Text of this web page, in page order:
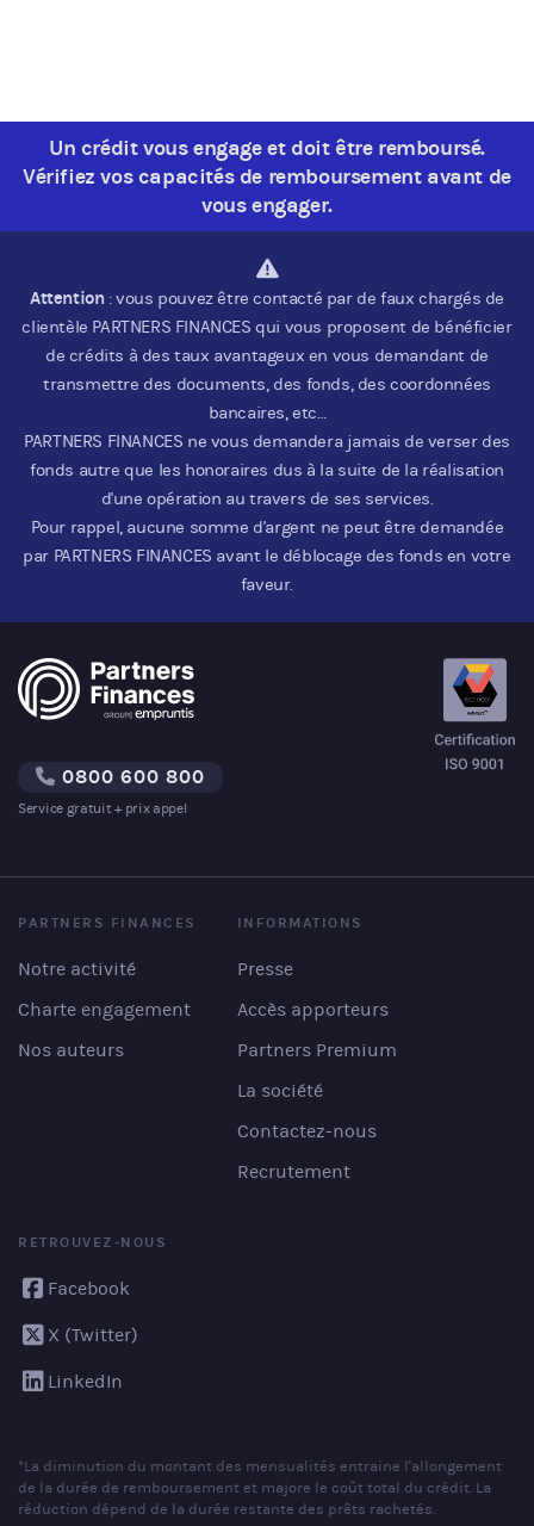
Un crédit vous engage et doit être remboursé.
Vérifiez vos capacités de remboursement avant de
vous engager.
Attention: vous pouvez être contacté par de faux chargés de
clientèle PARTNERS FINANCES qui vous proposent de bénéficier
de crédits à des taux avantageux en vous demandant de
transmettre des documents, des fonds, des coordonnées
bancaires, etc…
PARTNERS FINANCES ne vous demandera jamais de verser des
fonds autre que les honoraires dus à la suite de la réalisation
d'une opération au travers de ses services.
Pour rappel, aucune somme d'argent ne peut être demandée
par PARTNERS FINANCES avant le déblocage des fonds en votre
faveur.
0800 600 800
Service gratuit + prix appel
PARTNERS FINANCES
Notre activité
Charte engagement
Nos auteurs
INFORMATIONS
Presse
Accès apporteurs
Partners Premium
La société
Contactez-nous
Recrutement
RETROUVEZ-NOUS
Facebook
X (Twitter)
LinkedIn
*La diminution du montant des mensualités entraine l'allongement
de la durée de remboursement et majore le coût total du crédit. La
réduction dépend de la durée restante des prêts rachetés.